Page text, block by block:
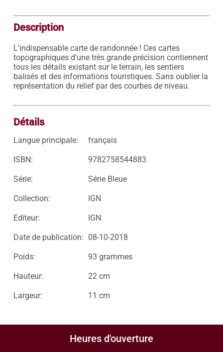
Description
L'indispensable carte de randonnée ! Ces cartes
topographiques d'une très grande précision contiennent
tous les détails existant sur le terrain, les sentiers
balisés et des informations touristiques. Sans oublier la
représentation du relief par des courbes de niveau.
Détails
Langue principale: français
ISBN: 9782758544883
Série: Série Bleue
Collection: IGN
Editeur: IGN
Date de publication: 08-10-2018
Poids: 93 grammes
Hauteur: 22 cm
Largeur: 11 cm
Heures d'ouverture